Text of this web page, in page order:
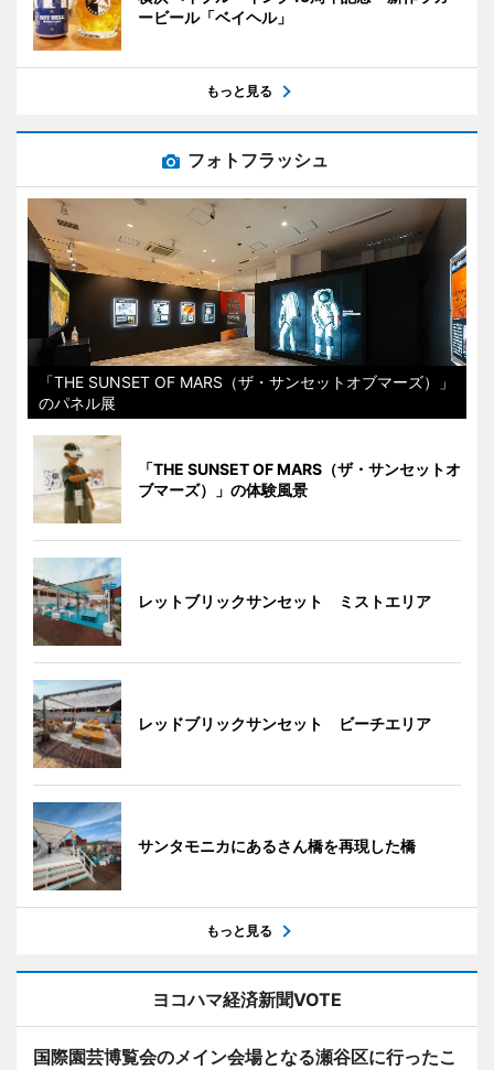
ービール「ベイヘル」
もっと見る
フォトフラッシュ
「THE SUNSET OF MARS（ザ・サンセットオブマーズ）」
のパネル展
「THE SUNSET OF MARS（ザ・サンセットオ
ブマーズ）」の体験風景
レットブリックサンセット ミストエリア
レッドブリックサンセット ビーチエリア
サンタモニカにあるさん橋を再現した橋
もっと見る
ヨコハマ経済新聞VOTE
国際園芸博覧会のメイン会場となる瀬谷区に行ったこ